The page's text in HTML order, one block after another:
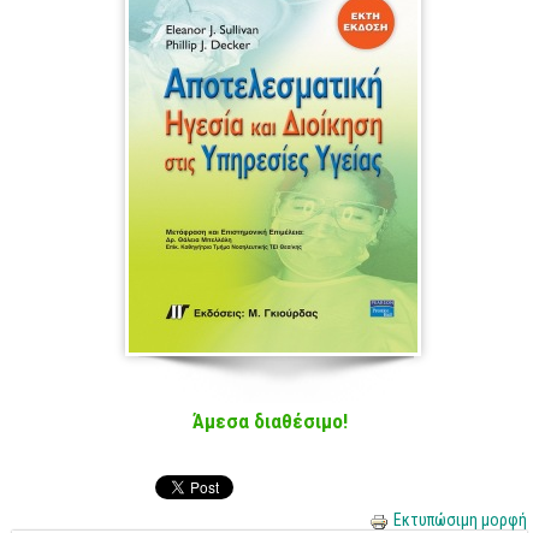
Προγραμματισμός
Delphi - Pascal
Cobol - Assembly - Fortran
Άμεσα διαθέσιμο!
Εκτυπώσιμη μορφή